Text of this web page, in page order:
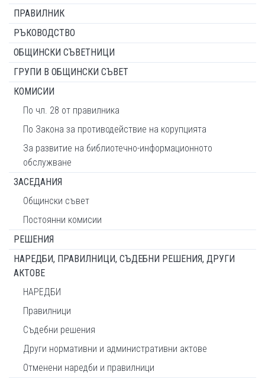
ПРАВИЛНИК
РЪКОВОДСТВО
ОБЩИНСКИ СЪВЕТНИЦИ
ГРУПИ В ОБЩИНСКИ СЪВЕТ
КОМИСИИ
По чл. 28 от правилника
По Закона за противодействие на корупцията
За развитие на библиотечно-информационното
обслужване
ЗАСЕДАНИЯ
Общински съвет
Постоянни комисии
РЕШЕНИЯ
НАРЕДБИ, ПРАВИЛНИЦИ, СЪДЕБНИ РЕШЕНИЯ, ДРУГИ
АКТОВЕ
НАРЕДБИ
Правилници
Съдебни решения
Други нормативни и административни актове
Отменени наредби и правилници